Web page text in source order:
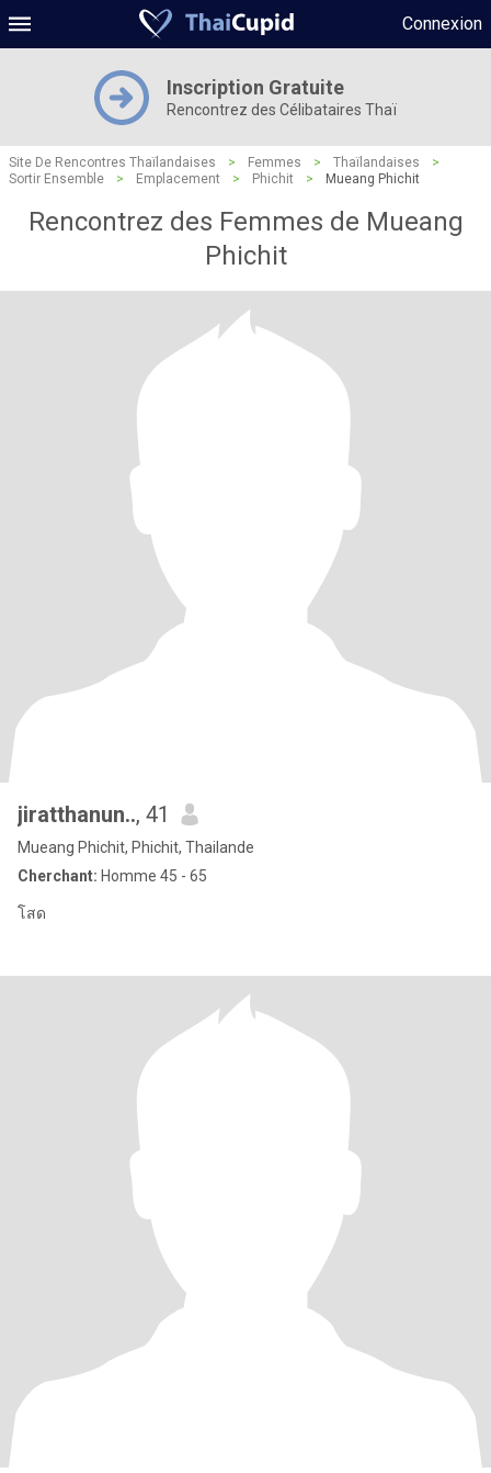
Connexion
Inscription Gratuite
Rencontrez des Célibataires Thaï
Site De Rencontres Thaïlandaises > Femmes > Thaïlandaises
>
Sortir Ensemble
> Emplacement > Phichit > Mueang Phichit
Rencontrez des Femmes de Mueang
Phichit
jiratthanun.., 41
Mueang Phichit, Phichit, Thailande
Cherchant: Homme 45 - 65
โสด